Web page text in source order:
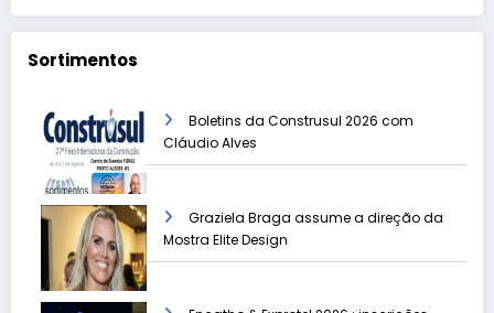
Sortimentos
Boletins da Construsul 2026 com
Cláudio Alves
Graziela Braga assume a direção da
Mostra Elite Design